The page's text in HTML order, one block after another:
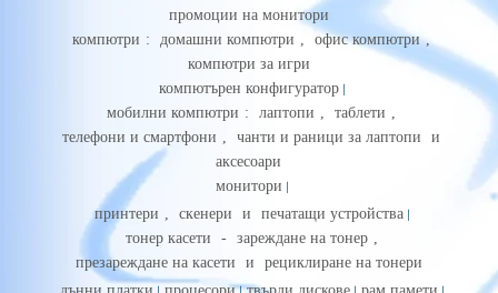
промоции на монитори
компютри : домашни компютри офис компютри ,
компютри за игри
компютърен конфигуратор
мобилни компютри : лаптопи таблети
телефони и смартфони
чанти и раници за лаптопи
и
аксесоари
монитори
принтери
скенери и
печатащи устройства
тонер касети
- зареждане на тонер
презареждане на касети
и
рециклиране на тонери
дънни платки
процесори твърди дискове
рам памети